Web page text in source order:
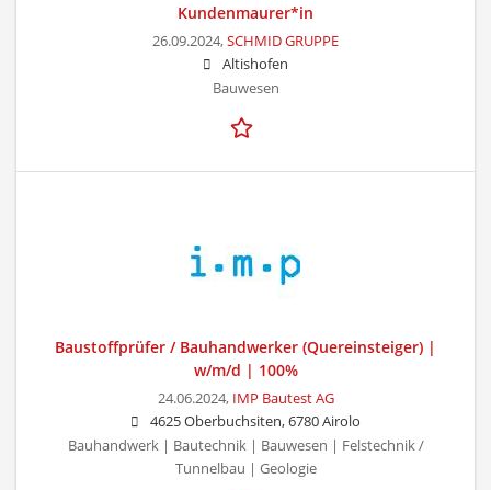
Kundenmaurer*in
26.09.2024,SCHMID GRUPPE
Altishofen
Bauwesen
Baustoffprüfer / Bauhandwerker (Quereinsteiger) |
w/m/d | 100%
24.06.2024, IMP Bautest AG
4625 Oberbuchsiten, 6780 Airolo
Bauhandwerk | Bautechnik | Bauwesen | Felstechnik /
Tunnelbau | Geologie